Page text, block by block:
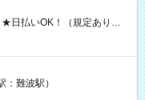
はコンビニATMから 日払
難波駅）